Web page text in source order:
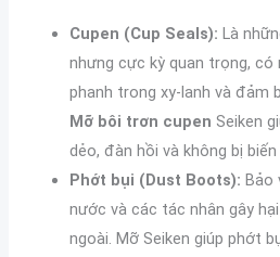
Cupen (Cup Seals): Là
nhưng cực kỳ quan trọng, có
phanh trong xy-lanh và đảm
Mỡ bôi trơn cupen Seiken
dẻo, đàn hồi và không bị biến
Phớt bụi (Dust Boots): Bảo
nước và các tác nhân gây
ngoài. Mỡ Seiken giúp phớt